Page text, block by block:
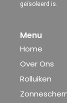
geïsoleerd is.
Menu
Home
Over Ons
Rolluiken